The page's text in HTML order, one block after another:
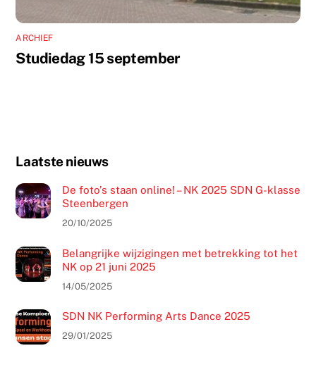
ARCHIEF
Studiedag 15 september
Laatste nieuws
De foto’s staan online! – NK 2025 SDN G-klasse
Steenbergen
20/10/2025
Belangrijke wijzigingen met betrekking tot het
NK op 21 juni 2025
14/05/2025
SDN NK Performing Arts Dance 2025
29/01/2025